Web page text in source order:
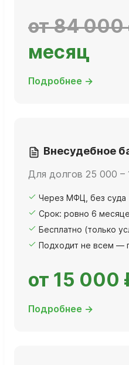
от 84 000
месяц
Подробнее →
Внесудебное
Для долгов 25 000 –
Через МФЦ, без суда
Срок: ровно 6
Бесплатно (только
Подходит не всем —
от 15 000
Подробнее →